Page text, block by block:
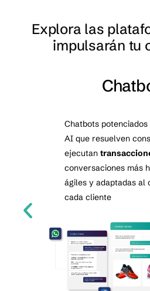
Explora las
impulsarán tu
Chatbots
AI que resuelven
ejecutan
conversaciones más
ágiles y adaptadas al
cada cliente